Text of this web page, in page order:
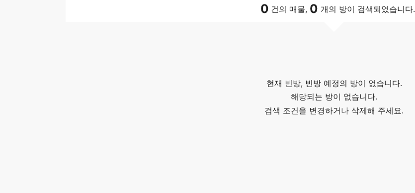
0 건의 매물, 0 개의 방이 검색되었습니다.
현재 빈방, 빈방 예정의 방이 없습니다.
해당되는 방이 없습니다.
검색 조건을 변경하거나 삭제해 주세요.